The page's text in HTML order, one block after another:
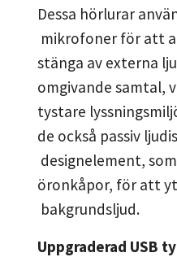
Dessa hörlurar
mikrofoner för att
stänga av externa
omgivande samtal,
tystare
de också passiv
designelement,
öronkåpor, för att
bakgrundsljud.
Uppgraderad USB